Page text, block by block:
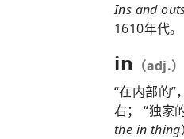
Ins and
1610年代。
in （adj.）
“在内部的”
右； “独家
the in thing